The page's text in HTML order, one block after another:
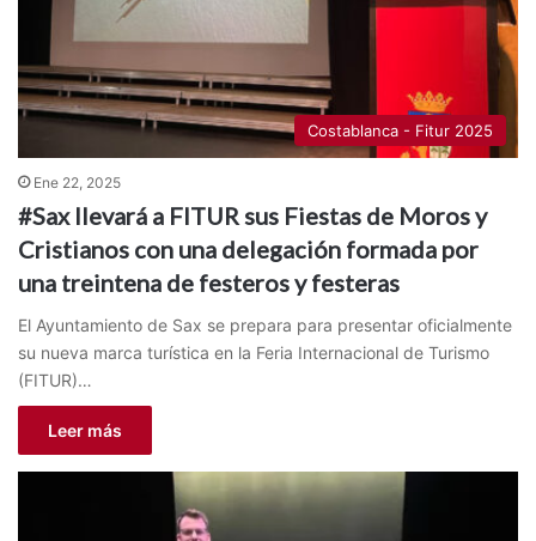
Costablanca - Fitur 2025
Ene 22, 2025
#Sax llevará a FITUR sus Fiestas de Moros y
Cristianos con una delegación formada por
una treintena de festeros y festeras
El Ayuntamiento de Sax se prepara para presentar oficialmente
su nueva marca turística en la Feria Internacional de Turismo
(FITUR)…
Leer más